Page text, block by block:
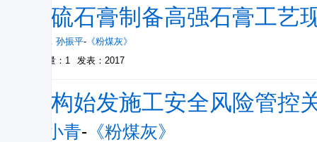
脱硫石膏制备高强石膏工艺
， 孙振平- 《粉煤灰》
被引量：1
发表：2017
盾构始发施工安全风险管控
郭小青- 《粉煤灰》